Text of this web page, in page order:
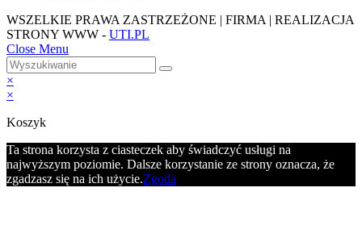
WSZELKIE PRAWA ZASTRZEŻONE | FIRMA | REALIZACJA
STRONY WWW - UTI.PL
Close Menu
×
×
Koszyk
Ta strona korzysta z ciasteczek aby świadczyć usługi na
najwyższym poziomie. Dalsze korzystanie ze strony oznacza, że
zgadzasz się na ich użycie.Zgoda